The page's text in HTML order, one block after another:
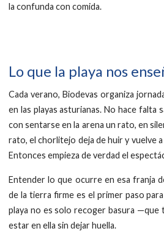
la confunda con comida.
Lo que la playa nos
Cada verano, Biodevas organiza
en las playas asturianas. No hace falta
con sentarse en la arena un rato, en
rato, el chorlitejo deja de huir y vuelve
Entonces empieza de verdad el
Entender lo que ocurre en esa franja
de la tierra firme es el primer paso
playa no es solo recoger basura —que
estar en ella sin dejar huella.